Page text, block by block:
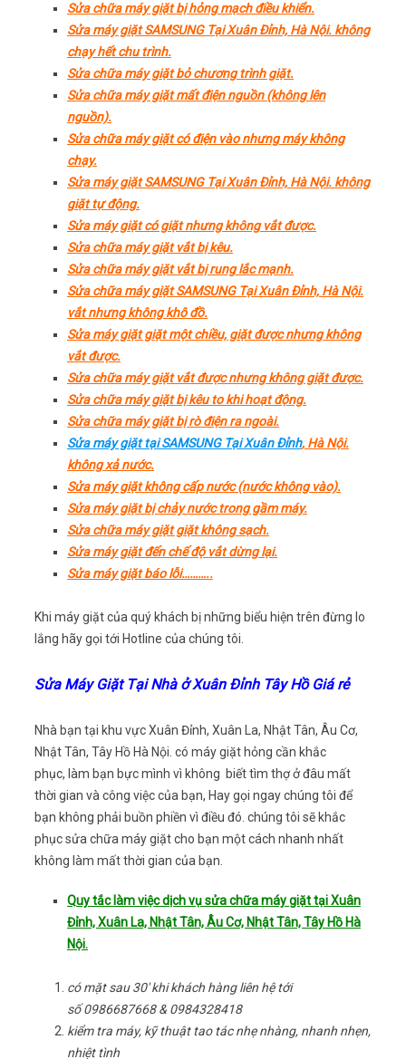
Sửa chữa máy giặt bị hỏng mạch điều khiển.
Sửa máy giặt SAMSUNG Tại Xuân Đỉnh, Hà Nội. không
chạy hết chu trình.
Sửa chữa máy giặt bỏ chương trình giặt.
Sửa chữa máy giặt mất điện nguồn (không lên
nguồn).
Sửa chữa máy giặt có điện vào nhưng máy không
chạy.
Sửa máy giặt SAMSUNG Tại Xuân Đỉnh, Hà Nội. không
giặt tự động.
Sửa máy giặt có giặt nhưng không vắt được.
Sửa chữa máy giặt vắt bị kêu.
Sửa chữa máy giặt vắt bị rung lắc mạnh.
Sửa chữa máy giặt SAMSUNG Tại Xuân Đỉnh, Hà Nội.
vắt nhưng không khô đồ.
Sửa máy giặt giặt một chiều, giặt được nhưng không
vắt được.
Sửa chữa máy giặt vắt được nhưng không giặt được.
Sửa chữa máy giặt bị kêu to khi hoạt động.
Sửa chữa máy giặt bị rò điện ra ngoài.
Sửa máy giặt tại SAMSUNG Tại Xuân Đỉnh, Hà Nội.
không xả nước.
Sửa máy giặt không cấp nước (nước không vào).
Sửa máy giặt bị chảy nước trong gầm máy.
Sửa chữa máy giặt giặt không sạch.
Sửa máy giặt đến chế độ vắt dừng lại.
Sửa máy giặt báo lỗi………..
Khi máy giặt của quý khách bị những biểu hiện trên đừng lo
lắng hãy gọi tới Hotline của chúng tôi.
Sửa Máy Giặt Tại Nhà ở Xuân Đỉnh Tây Hồ Giá rẻ
Nhà bạn tại khu vực Xuân Đỉnh, Xuân La, Nhật Tân, Âu Cơ,
Nhật Tân, Tây Hồ Hà Nội. có máy giặt hỏng cần khắc
phục, làm bạn bực mình vì không biết tìm thợ ở đâu mất
thời gian và công việc của bạn, Hay gọi ngay chúng tôi để
bạn không phải buồn phiền vì điều đó. chúng tôi sẽ khắc
phục sửa chữa máy giặt cho bạn một cách nhanh nhất
không làm mất thời gian của bạn.
Quy tắc làm việc dịch vụ sửa chữa máy giặt tại Xuân
Đỉnh, Xuân La, Nhật Tân, Âu Cơ, Nhật Tân, Tây Hồ Hà
Nội.
có mặt sau 30′ khi khách hàng liên hệ tới
số 0986687668 & 0984328418
kiểm tra máy, kỹ thuật tao tác nhẹ nhàng, nhanh nhẹn,
nhiệt tình